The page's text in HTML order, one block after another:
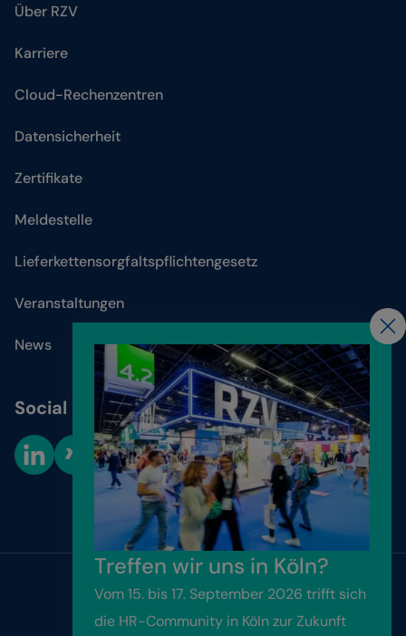
Über RZV
Karriere
Cloud-Rechenzentren
Datensicherheit
Zertifikate
Meldestelle
Lieferkettensorgfaltspflichtengesetz
Veranstaltungen
News
Social Media
Cookie-Einstellungen
Website by Friendventure
Treffen wir uns in Köln?
Vom 15. bis 17. September 2026 trifft sich
die HR-Community in Köln zur Zukunft